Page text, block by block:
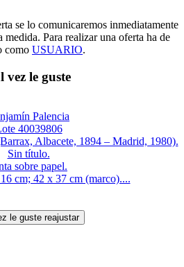
se lo comunicaremos inmediatamente
medida. Para realizar una oferta ha de
como USUARIO.
vez le guste
Palencia
40039806
Albacete, 1894 – Madrid, 1980).
Sin título.
sobre papel.
cm; 42 x 37 cm (marco)....